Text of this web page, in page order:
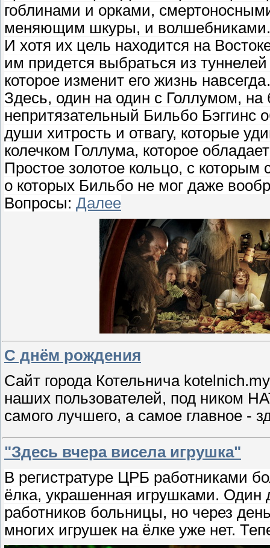
гоблинами и орками,
меняющим шкуры, и волшебниками.
И хотя их цель находится на
им придется выбраться из
которое изменит его жизнь
Здесь, один на один с Голлумом, на
непритязательный Бильбо Бэггинс
души хитрость и отвагу, которые
колечком Голлума, которое
Простое золотое кольцо, c
о которых Бильбо не мог даже
Вопросы: Далее
С днём рождения
Сайт города Котельнича
наших пользователей, под ником
самого лучшего, а самое главное -
"Здесь вчера висела игрушка"
В регистратуре ЦРБ работниками
ёлка, украшенная игрушками. Один
работников больницы, но через
многих игрушек на ёлке уже нет.